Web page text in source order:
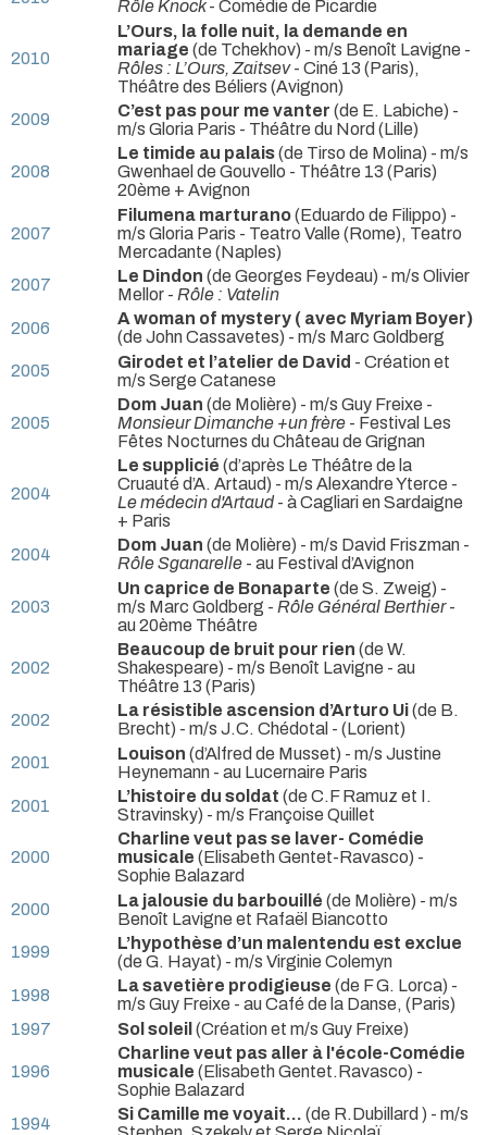
Rôle Knock- Comédie de Picardie
2010
L’Ours, la folle nuit, la demande en
mariage (de Tchekhov) - m/s Benoît Lavigne -
Rôles : L’Ours, Zaitsev- Ciné 13 (Paris),
Théâtre des Béliers (Avignon)
2009
C’est pas pour me vanter (de E. Labiche) -
m/s Gloria Paris - Théâtre du Nord (Lille)
2008
Le timide au palais(de Tirso de Molina) - m/s
Gwenhael de Gouvello - Théâtre 13 (Paris)
20ème + Avignon
2007
Filumena marturano(Eduardo de Filippo) -
m/s Gloria Paris - Teatro Valle (Rome), Teatro
Mercadante (Naples)
2007
Le Dindon (de Georges Feydeau) - m/s Olivier
Mellor - Rôle : Vatelin
2006
A woman of mystery ( avec Myriam Boyer)
(de John Cassavetes) - m/s Marc Goldberg
2005
Girodet et l’atelier de David - Création et
m/s Serge Catanese
2005
Dom Juan (de Molière) - m/s Guy Freixe -
Monsieur Dimanche +un frère - Festival Les
Fêtes Nocturnes du Château de Grignan
2004
Le supplicié (d’après Le Théâtre de la
Cruauté d’A. Artaud) - m/s Alexandre Yterce -
Le médecin d'Artaud- à Cagliari en Sardaigne
+ Paris
2004
Dom Juan (de Molière) - m/s David Friszman -
Rôle Sganarelle - au Festival d’Avignon
2003
Un caprice de Bonaparte (de S. Zweig) -
m/s Marc Goldberg - Rôle Général Berthier-
au 20ème Théâtre
2002
Beaucoup de bruit pour rien (de W.
Shakespeare) - m/s Benoît Lavigne - au
Théâtre 13 (Paris)
2002
La résistible ascension d’Arturo Ui(de B.
Brecht) - m/s J.C. Chédotal - (Lorient)
2001
Louison (d’Alfred de Musset) - m/s Justine
Heynemann - au Lucernaire Paris
2001
L’histoire du soldat (de C.F Ramuz et I.
Stravinsky) - m/s Françoise Quillet
2000
Charline veut pas se laver- Comédie
musicale (Elisabeth Gentet-Ravasco) -
Sophie Balazard
2000
La jalousie du barbouillé (de Molière) - m/s
Benoît Lavigne et Rafaël Biancotto
1999
L’hypothèse d’un malentendu est exclue
(de G. Hayat) - m/s Virginie Colemyn
1998
La savetière prodigieuse (de F G. Lorca) -
m/s Guy Freixe - au Café de la Danse, (Paris)
1997
Sol soleil (Création et m/s Guy Freixe)
1996
Charline veut pas aller à l'école-Comédie
musicale (Elisabeth Gentet.Ravasco) -
Sophie Balazard
1994
Si Camille me voyait... (de R.Dubillard ) - m/s